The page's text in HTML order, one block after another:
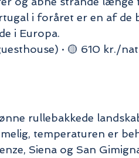
i foråret er en af de
i Europa.
· 🟡 610 kr./nat
rullebakkede
temperaturen er
Siena og San